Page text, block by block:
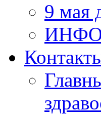
9 мая